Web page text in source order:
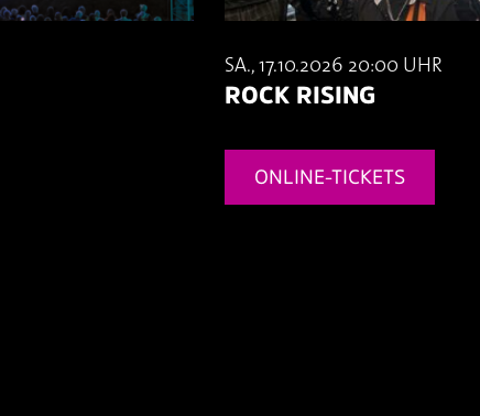
SA., 17.10.2026 20:00 UHR
ROCK RISING
ONLINE-TICKETS